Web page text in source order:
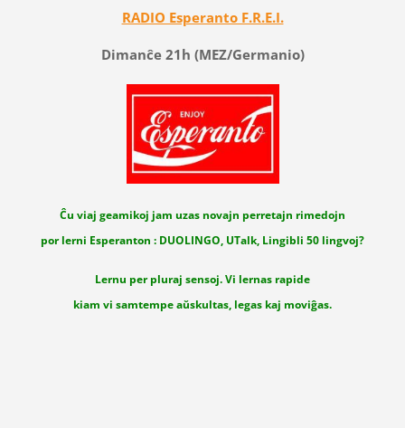
RADIO Esperanto F.R.E.I.
Dimanĉe 21h (MEZ/Germanio)
Ĉu viaj geamikoj jam uzas novajn perretajn rimedojn
por lerni Esperanton : DUOLINGO, UTalk, Lingibli 50 lingvoj?
Lernu per pluraj sensoj. Vi lernas rapide
kiam vi samtempe aŭskultas, legas kaj moviĝas.